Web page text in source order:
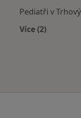
Pediatři v
Více (2)